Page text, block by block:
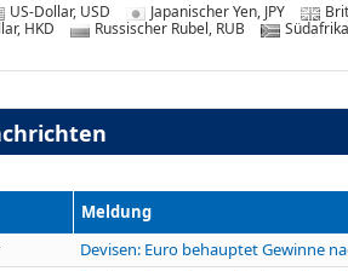
US-Dollar, USD Japanischer Yen, JPY
HKD
Russischer Rubel, RUB
Meldung
Devisen: Euro behauptet Gewinne